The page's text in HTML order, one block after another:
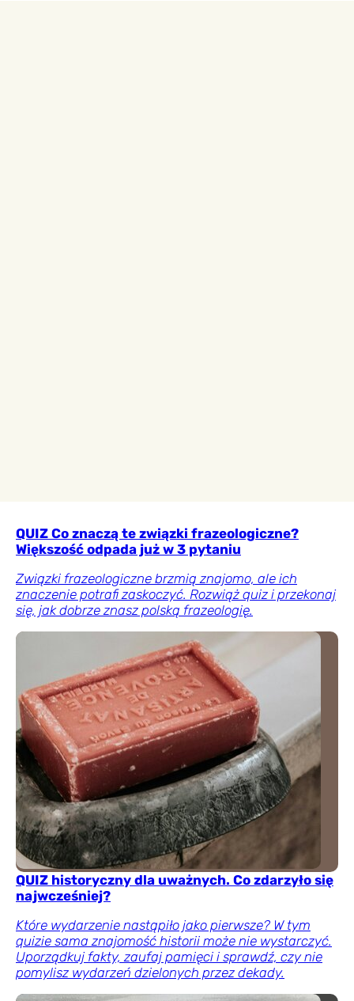
QUIZ Co znaczą te związki frazeologiczne?
Większość odpada już w 3 pytaniu
Związki frazeologiczne brzmią znajomo, ale ich
znaczenie potrafi zaskoczyć. Rozwiąż quiz i przekonaj
się, jak dobrze znasz polską frazeologię.
QUIZ historyczny dla uważnych. Co zdarzyło się
najwcześniej?
Które wydarzenie nastąpiło jako pierwsze? W tym
quizie sama znajomość historii może nie wystarczyć.
Uporządkuj fakty, zaufaj pamięci i sprawdź, czy nie
pomylisz wydarzeń dzielonych przez dekady.